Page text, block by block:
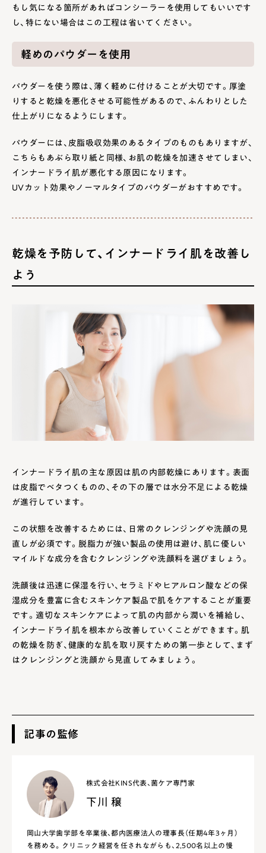
もし気になる箇所があればコンシーラーを使用してもいいです
し、特にない場合はこの工程は省いてください。
軽めのパウダーを使用
パウダーを使う際は、薄く軽めに付けることが大切です。厚塗
りすると乾燥を悪化させる可能性があるので、ふんわりとした
仕上がりになるようにします。
パウダーには、皮脂吸収効果のあるタイプのものもありますが、
こちらもあぶら取り紙と同様、お肌の乾燥を加速させてしまい、
インナードライ肌が悪化する原因になります。
UVカット効果やノーマルタイプのパウダーがおすすめです。
乾燥を予防して、インナードライ肌を改善し
よう
インナードライ肌の主な原因は肌の内部乾燥にあります。表面
は皮脂でベタつくものの、その下の層では水分不足による乾燥
が進行しています。
この状態を改善するためには、日常のクレンジングや洗顔の見
直しが必須です。脱脂力が強い製品の使用は避け、肌に優しい
マイルドな成分を含むクレンジングや洗顔料を選びましょう。
洗顔後は迅速に保湿を行い、セラミドやヒアルロン酸などの保
湿成分を豊富に含むスキンケア製品で肌をケアすることが重要
です。適切なスキンケアによって肌の内部から潤いを補給し、
インナードライ肌を根本から改善していくことができます。肌
の乾燥を防ぎ、健康的な肌を取り戻すための第一歩として、まず
はクレンジングと洗顔から見直してみましょう。
記事の監修
株式会社KINS代表、菌ケア専門家
下川 穣
岡山大学歯学部を卒業後、都内医療法人の理事長（任期4年3ヶ月）
を務める。クリニック経営を任されながらも、2,500名以上の慢